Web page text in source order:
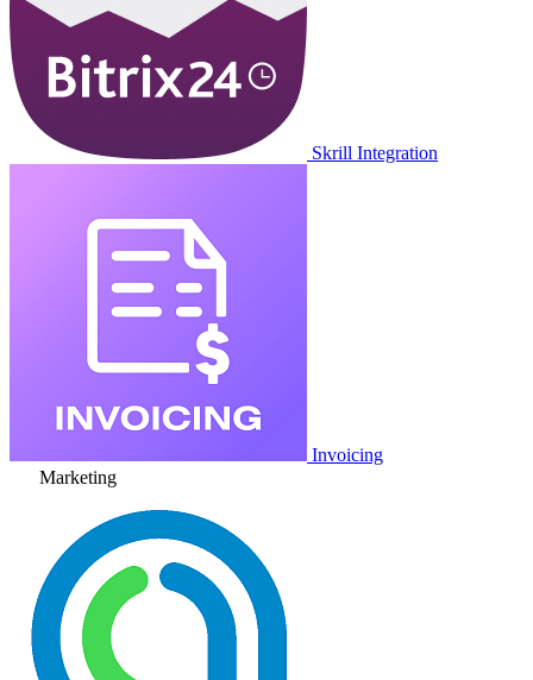
Skrill Integration
Invoicing
Marketing